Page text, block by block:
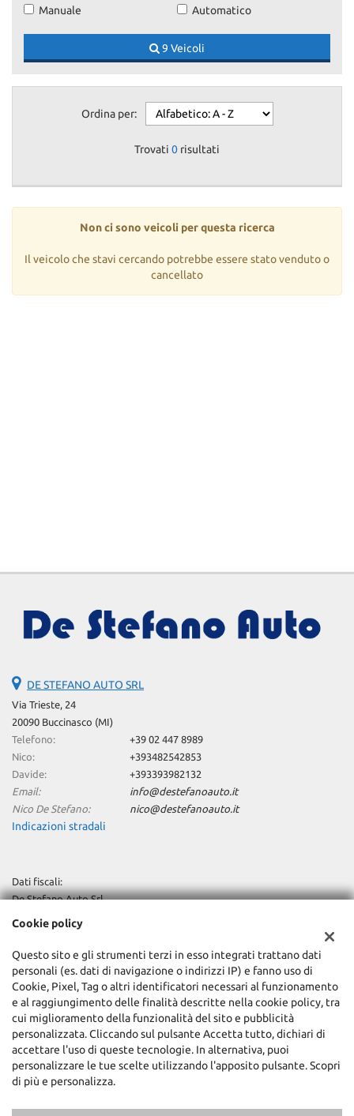
Manuale
Automatico
9 Veicoli
Ordina per:
Trovati 0 risultati
Non ci sono veicoli per questa ricerca
Il veicolo che stavi cercando potrebbe essere stato venduto o
cancellato
DE STEFANO AUTO SRL
Via Trieste, 24
20090 Buccinasco (MI)
Telefono:
+39 02 447 8989
Nico:
+393482542853
Davide:
+393393982132
Email:
info@destefanoauto.it
Nico De Stefano:
nico@destefanoauto.it
Indicazioni stradali
Dati fiscali:
De Stefano Auto Srl
Via Trieste, 24, Buccinasco (MI)
Registro delle imprese:MI
REA:MI-1577629
Capitale sociale: € €10.000 i.v.
Cookie policy
Questo sito e gli strumenti terzi in esso integrati trattano dati
personali (es. dati di navigazione o indirizzi IP) e fanno uso di
Cookie, Pixel, Tag o altri identificatori necessari al funzionamento
e al raggiungimento delle finalità descritte nella cookie policy, tra
cui miglioramento della funzionalità del sito e pubblicità
personalizzata. Cliccando sul pulsante Accetta tutto, dichiari di
accettare l'uso di queste tecnologie. In alternativa, puoi
personalizzare le tue scelte utilizzando l'apposito pulsante. Scopri
di più e personalizza.